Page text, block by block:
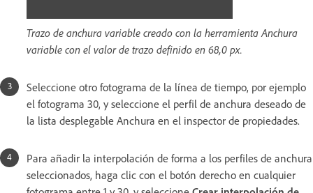
Trazo de anchura variable creado con la herramienta Anchura
variable con el valor de trazo definido en 68,0 px.
Seleccione otro fotograma de la línea de tiempo, por ejemplo
el fotograma 30, y seleccione el perfil de anchura deseado de
la lista desplegable Anchura en el inspector de propiedades.
Para añadir la interpolación de forma a los perfiles de anchura
seleccionados, haga clic con el botón derecho en cualquier